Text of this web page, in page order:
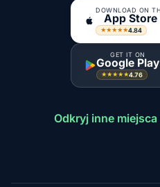
DOWNLOAD ON
App Store
★★★★★4.84
GET IT ON
Google Play
★★★★★4.76
Odkryj inne